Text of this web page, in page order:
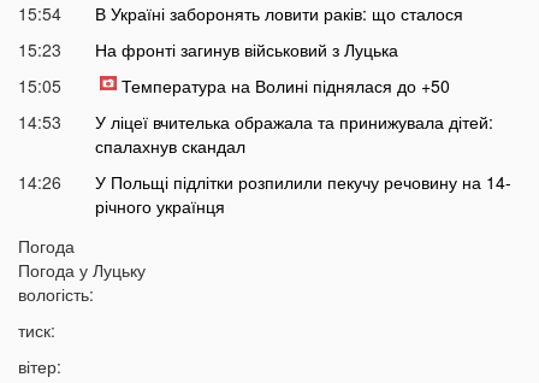
15:54
В Україні заборонять ловити раків: що сталося
15:23
На фронті загинув військовий з Луцька
15:05
Температура на Волині піднялася до +50
14:53
У ліцеї вчителька ображала та принижувала дітей:
спалахнув скандал
14:26
У Польщі підлітки розпилили пекучу речовину на 14-
річного українця
14:10
градом
13:38
13:17
Погода
Погода у Луцьку
вологість:
тиск:
вітер: